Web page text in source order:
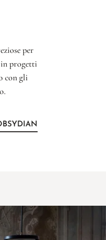
per
progetti
con gli